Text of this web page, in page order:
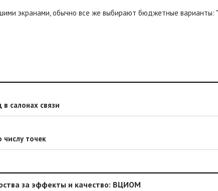
экранами, обычно все же выбирают бюджетные
салонах связи
точек
за эффекты и качество: ВЦИОМ